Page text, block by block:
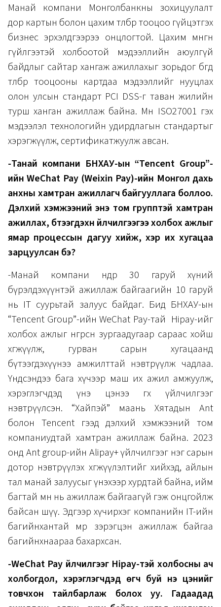
Манай компани Монголбанкны зохицуулалт
дор картын болон цахим төлбөр тооцоо гүйцэтгэх
бизнес эрхэлдгээрээ онцлогтой. Цахим мөнгөн
гүйлгээтэй холбоотой мэдээллийн аюулгүй
байдлыг сайтар хангаж ажиллахыг зорьдог бөгөөд
төлбөр тооцооны картдаа мэдээллийг нууцлах
олон улсын стандарт PCI DSS-г таван жилийн
турш ханган ажиллаж байна. Мөн ISO27001 гэх
мэдээлэл технологийн удирдлагын стандартыг
хэрэгжүүлж, сертификатжуулж авсан.
-Танай компани БНХАУ-ын “Tencent Group”-
ийн WeChat Pay (Weixin Pay)-ийн Монгол дахь
анхны хамтран ажиллагч байгууллага боллоо.
Дэлхий хэмжээний энэ том групптэй хамтран
ажиллах, бүтээгдэхүүн үйлчилгээгээ холбох ажлыг
ямар процессын дагуу хийж, хэр их хугацаа
зарцуулсан бэ?
-Манай компани өнөөдөр 30 гаруй хүний
бүрэлдэхүүнтэй ажиллаж байгаагийн 10 гаруй
нь IT суурьтай залуус байдаг. Бид БНХАУ-ын
“Tencent Group”-ийн WeChat Pay-тай Hipay-ийг
холбох ажлыг өнгөрсөн зургаадугаар сараас хойш
хөгжүүлж, гурван сарын хугацаанд
бүтээгдэхүүнээ амжилттай нэвтрүүлж чадлаа.
Үндсэндээ бага хүчээр маш их ажил амжуулж,
хэрэглэгчдэд үнэ цэнээ өгөх үйлчилгээг
нэвтрүүлсэн. “Хайпэй” маань Хятадын Ant
болон Tencent гээд дэлхий хэмжээний том
компаниудтай хамтран ажиллаж байна. 2023
онд Ant group-ийн Alipay+ үйлчилгээг нэг сарын
дотор нэвтрүүлэх хөгжүүлэлтийг хийхэд, айлын
тал манай залуусыг үнэхээр хурдтай байна, ийм
багтай өмнө нь ажиллаж байгаагүй гэж онцгойлж
байсан шүү. Эдгээр хүчирхэг компанийн IT-ийн
багийнхантай мөр зэрэгцэн ажиллаж байгаа
багийнхнаараа бахархсан.
-WeChat Pay үйлчилгээг Hipay-тэй холбосны ач
холбогдол, хэрэглэгчдэд өгч буй үнэ цэнийг
товчхон тайлбарлаж болох уу. Гадаадад